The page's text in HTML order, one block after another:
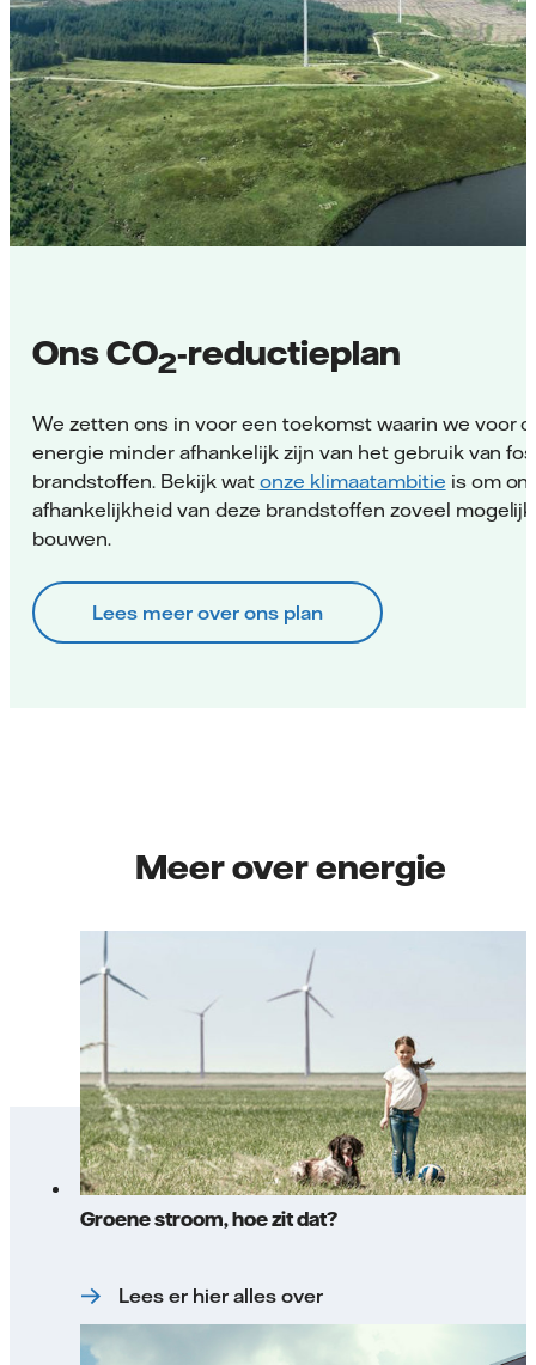
Ons CO2-reductieplan
We zetten ons in voor een toekomst waarin we voor
energie minder afhankelijk zijn van het gebruik van
brandstoffen. Bekijk wat onze klimaatambitie is om
afhankelijkheid van deze brandstoffen zoveel
bouwen.
Lees meer over ons plan
Meer over energie
Groene stroom, hoe zit dat?
Lees er hier alles over